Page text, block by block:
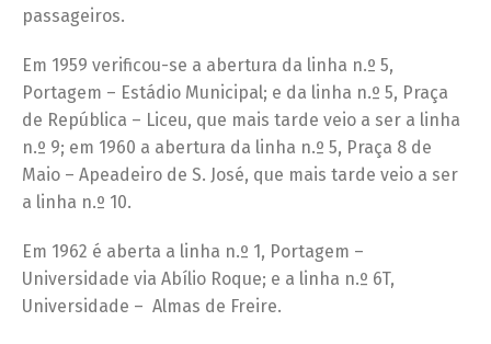
passageiros.
Em 1959 verificou-se a abertura da linha n.º 5,
Portagem – Estádio Municipal; e da linha n.º 5, Praça
de República – Liceu, que mais tarde veio a ser a linha
n.º 9; em 1960 a abertura da linha n.º 5, Praça 8 de
Maio – Apeadeiro de S. José, que mais tarde veio a ser
a linha n.º 10.
Em 1962 é aberta a linha n.º 1, Portagem –
Universidade via Abílio Roque; e a linha n.º 6T,
Universidade – Almas de Freire.